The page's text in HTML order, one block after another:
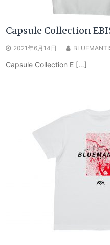
Capsule Collection
2021年6月14日
Capsule Collection E […]